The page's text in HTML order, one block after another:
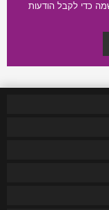
כדי לקבל הודעות